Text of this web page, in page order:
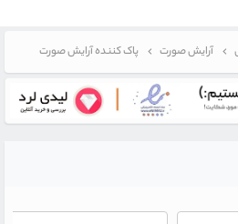
آرایش صورت پاک کننده آرایش صورت